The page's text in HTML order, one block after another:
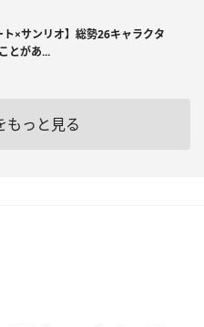
ト×サンリオ】総勢26キャラクタ
とがあ...
もっと見る